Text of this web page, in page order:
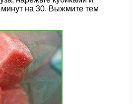
минут на 30. Выжмите тем